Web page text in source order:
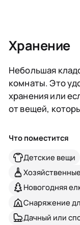
Хранение
Небольшая
комнаты. Это
хранения или
от вещей,
Что поместится
Детские вещи
Новогодняя
Снаряжение
Дачный или